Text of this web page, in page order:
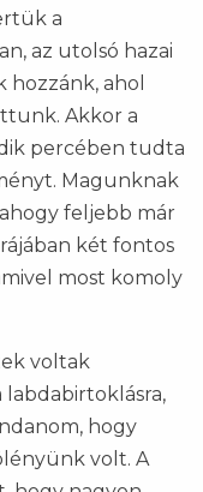
a
az utolsó hazai
ahol
Akkor a
percében tudta
Magunknak
feljebb már
két fontos
most komoly
voltak
hogy
volt. A